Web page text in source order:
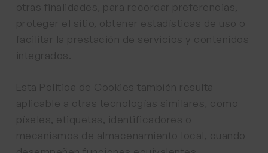
otras finalidades, para recordar preferencias,
proteger el sitio, obtener estadísticas de uso o
facilitar la prestación de servicios y contenidos
integrados.
Esta Política de Cookies también resulta
aplicable a otras tecnologías similares, como
píxeles, etiquetas, identificadores o
mecanismos de almacenamiento local, cuando